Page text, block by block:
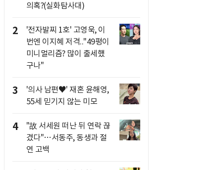
의혹?(실화탐사대)
2
'전자발찌 1호' 고영욱, 이
번엔 이지혜 저격.."49평이
미니멀리즘? 많이 출세했
구나"
3
'의사 남편♥' 재혼 윤해영,
55세 믿기지 않는 미모
4
"故 서세원 떠난 뒤 연락 끊
겼다"…서동주, 동생과 절
연 고백